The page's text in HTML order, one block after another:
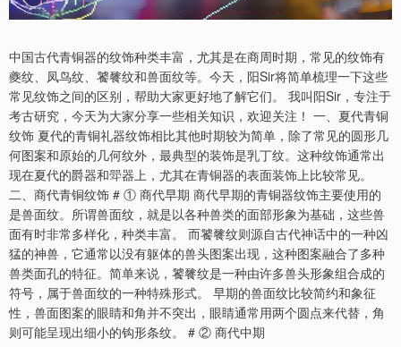
中国古代青铜器的纹饰种类丰富，尤其是在商周时期，常见的纹饰有
夔纹、凤鸟纹、饕餮纹和兽面纹等。今天，阳Sir将简单梳理一下这些
常见纹饰之间的区别，帮助大家更好地了解它们。 我叫阳Sir，专注于
考古研究，今天为大家分享一些相关知识，欢迎关注！ 一、夏代青铜
纹饰 夏代的青铜礼器纹饰相比其他时期较为简单，除了常见的圆形几
何图案和原始的几何纹外，最典型的装饰是乳丁纹。这种纹饰通常出
现在夏代的爵器和斝器上，尤其在青铜器的表面装饰上比较常见。
二、商代青铜纹饰 # ① 商代早期 商代早期的青铜器纹饰主要使用的
是兽面纹。所谓兽面纹，就是以各种兽类的面部形象为基础，这些兽
面有时非常多样化，种类丰富。 而饕餮纹则源自古代神话中的一种凶
猛的神兽，它通常以没有躯体的兽头图案出现，这种图案融合了多种
兽类面孔的特征。简单来说，饕餮纹是一种由许多兽头形象组合成的
符号，属于兽面纹的一种特殊形式。 早期的兽面纹比较简约和象征
性，兽面图案的眼睛和角并不突出，眼睛通常用两个圆点来代替，角
则可能呈现出细小的钩形条纹。 # ② 商代中期